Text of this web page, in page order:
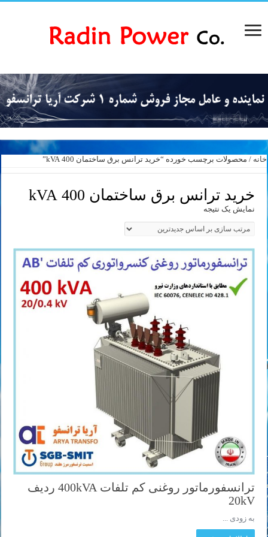
خانه / محصولات برچسب خورده “خرید ترانس برق ساختمان 400 kVA”
خرید ترانس برق ساختمان 400 kVA
نمایش یک نتیجه
ترانسفورماتور روغنی کم تلفات 400kVA ردیف
20kV
به زودی ...